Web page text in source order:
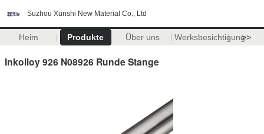
Suzhou Xunshi New Material Co., Ltd
Heim Produkte Über uns Werksbesichtigung>>
Inkolloy 926 N08926 Runde Stange